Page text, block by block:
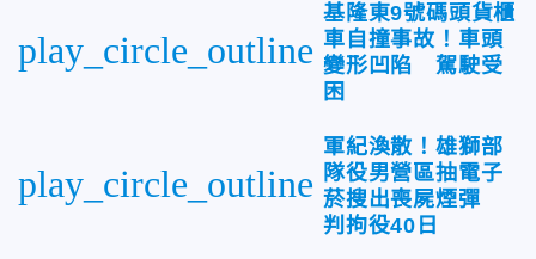
play_circle_outline
基隆東9號碼頭貨櫃
車自撞事故！車頭
變形凹陷 駕駛受
困
play_circle_outline
軍紀渙散！雄獅部
隊役男營區抽電子
菸搜出喪屍煙彈
判拘役40日